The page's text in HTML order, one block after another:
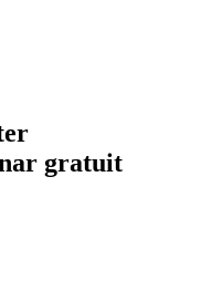
gratuit